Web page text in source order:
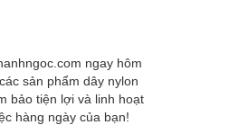
ngay hôm
sản phẩm dây nylon
bảo tiện lợi và linh hoạt
hàng ngày của bạn!